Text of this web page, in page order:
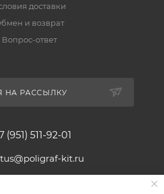
доставки
и возврат
Вопрос-ответ
НА РАССЫЛКУ
(951) 511-92-01
kit.ru